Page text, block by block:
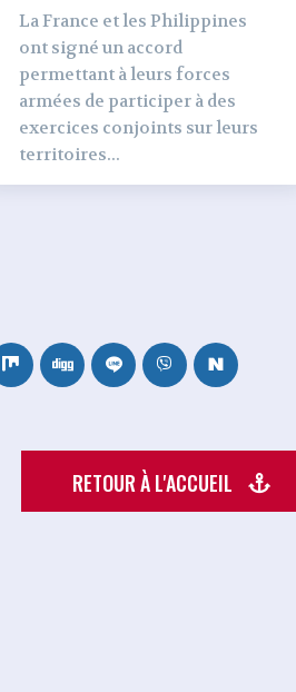
La France et les Philippines
ont signé un accord
permettant à leurs forces
armées de participer à des
exercices conjoints sur leurs
territoires...
RETOUR À L'ACCUEIL